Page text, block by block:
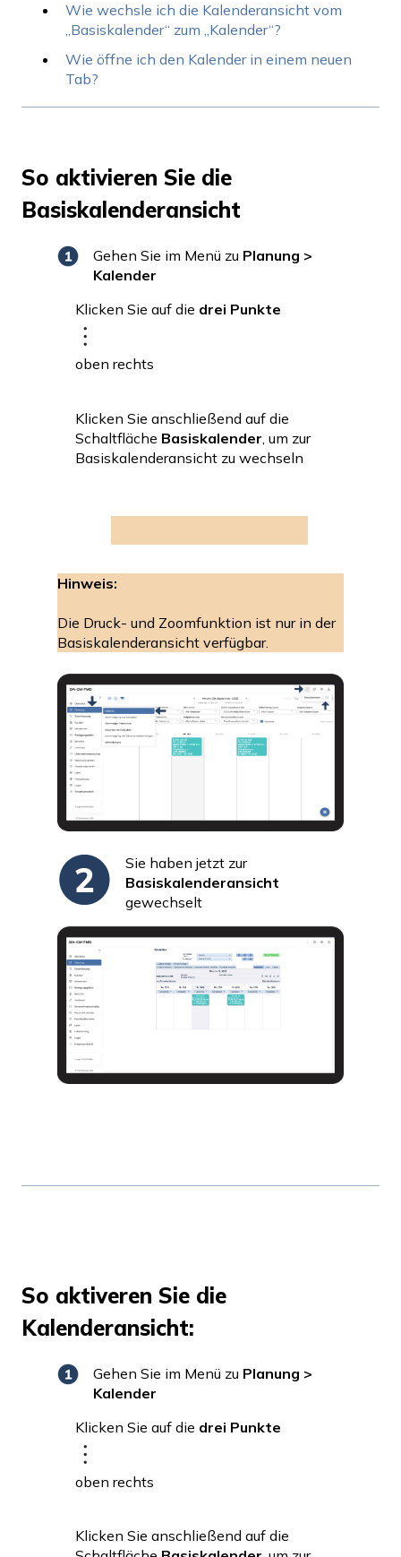
Wie wechsle ich die Kalenderansicht vom
„Basiskalender“ zum „Kalender“?
Wie öffne ich den Kalender in einem neuen
Tab?
So aktivieren Sie die
Basiskalenderansicht
Gehen Sie im Menü zu Planung >
Kalender
Klicken Sie auf die drei Punkte
oben rechts
Klicken Sie anschließend auf die
Schaltfläche Basiskalender , um zur
Basiskalenderansicht zu wechseln
Hinweis:
Die Druck- und Zoomfunktion ist nur in der
Basiskalenderansicht verfügbar.
Sie haben jetzt zur
Basiskalenderansicht
gewechselt
So aktiveren Sie die
Kalenderansicht:
Gehen Sie im Menü zu Planung >
Kalender
Klicken Sie auf die drei Punkte
oben rechts
Klicken Sie anschließend auf die